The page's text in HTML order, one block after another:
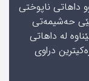
لە سەدا 22ی ھەموو داھاتی ناپوختی
حەشیمەتی
ھێناوە لە داھاتی
دراوی